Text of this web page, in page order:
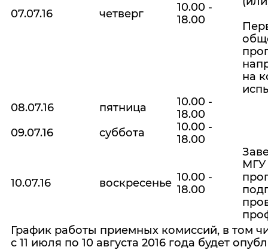
07.07.16 четверг
10.00 -
18.00
на
08.07.16
пятница
10.00 -
18.00
09.07.16
суббота
10.00 -
18.00
10.07.16 воскресенье 10.00 -
18.00
МГУ
График работы приемных комиссий, в том
с 11 июля по 10 августа 2016 года будет